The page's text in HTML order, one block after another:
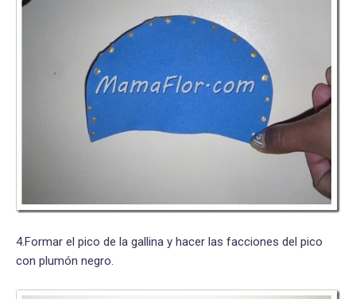
4.Formar el pico de la gallina y hacer las facciones del pico
con plumón negro.